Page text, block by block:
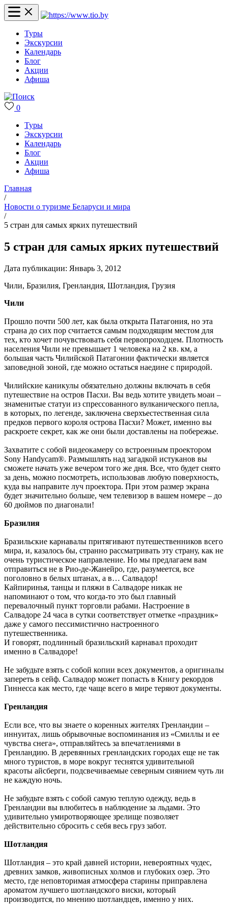
Туры
Экскурсии
Календарь
Блог
Акции
Афиша
0
Туры
Экскурсии
Календарь
Блог
Акции
Афиша
Главная
/
Новости о туризме Беларуси и мира
/
5 стран для самых ярких путешествий
5 стран для самых ярких путешествий
Дата публикации: Январь 3, 2012
Чили, Бразилия, Гренландия, Шотландия, Грузия
Чили
Прошло почти 500 лет, как была открыта Патагония, но эта
страна до сих пор считается самым подходящим местом для
тех, кто хочет почувствовать себя первопроходцем. Плотность
населения Чили не превышает 1 человека на 2 кв. км, а
большая часть Чилийской Патагонии фактически является
заповедной зоной, где можно остаться наедине с природой.
Чилийские каникулы обязательно должны включать в себя
путешествие на остров Пасхи. Вы ведь хотите увидеть моаи –
знаменитые статуи из спрессованного вулканического пепла,
в которых, по легенде, заключена сверхъестественная сила
предков первого короля острова Пасхи? Может, именно вы
раскроете секрет, как же они были доставлены на побережье.
Захватите с собой видеокамеру со встроенным проектором
Sony Handycam®. Размышлять над загадкой истуканов вы
сможете начать уже вечером того же дня. Все, что будет снято
за день, можно посмотреть, использовав любую поверхность,
куда вы направите луч проектора. При этом размер экрана
будет значительно больше, чем телевизор в вашем номере – до
60 дюймов по диагонали!
Бразилия
Бразильские карнавалы притягивают путешественников всего
мира, и, казалось бы, странно рассматривать эту страну, как не
очень туристическое направление. Но мы предлагаем вам
отправиться не в Рио-де-Жанейро, где, разумеется, все
поголовно в белых штанах, а в… Салвадор!
Кайпиринья, танцы и пляжи в Салвадоре никак не
напоминают о том, что когда-то это был главный
перевалочный пункт торговли рабами. Настроение в
Салвадоре 24 часа в сутки соответствует отметке «праздник»
даже у самого пессимистично настроенного
путешественника.
И говорят, подлинный бразильский карнавал проходит
именно в Салвадоре!
Не забудьте взять с собой копии всех документов, а оригиналы
запереть в сейф. Салвадор может попасть в Книгу рекордов
Гиннесса как место, где чаще всего в мире теряют документы.
Гренландия
Если все, что вы знаете о коренных жителях Гренландии –
иннуитах, лишь обрывочные воспоминания из «Смиллы и ее
чувства снега», отправляйтесь за впечатлениями в
Гренландию. В деревянных гренландских городах еще не так
много туристов, в море вокруг теснятся удивительной
красоты айсберги, подсвечиваемые северным сиянием чуть ли
не каждую ночь.
Не забудьте взять с собой самую теплую одежду, ведь в
Гренландии вы влюбитесь в наблюдение за льдами. Это
удивительно умиротворяющее зрелище позволяет
действительно сбросить с себя весь груз забот.
Шотландия
Шотландия – это край давней истории, невероятных чудес,
древних замков, живописных холмов и глубоких озер. Это
место, где неповторимая атмосфера старины приправлена
ароматом лучшего шотландского виски, который
производится, по мнению шотландцев, именно у них.